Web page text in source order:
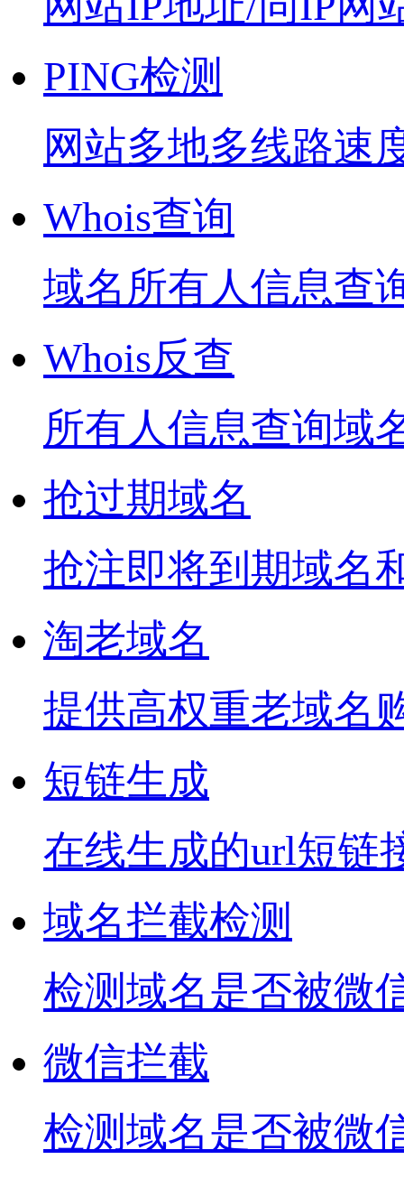
PING检测
网站多地多线路速
Whois查询
域名所有人信息查
Whois反查
所有人信息查询域
抢过期域名
抢注即将到期域名
淘老域名
提供高权重老域名
短链生成
在线生成的url短链
域名拦截检测
检测域名是否被微
微信拦截
检测域名是否被微